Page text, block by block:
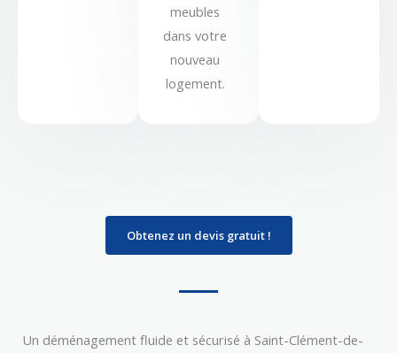
meubles
dans votre
nouveau
logement.
Obtenez un devis gratuit !
Un déménagement fluide et sécurisé à Saint-Clément-de-